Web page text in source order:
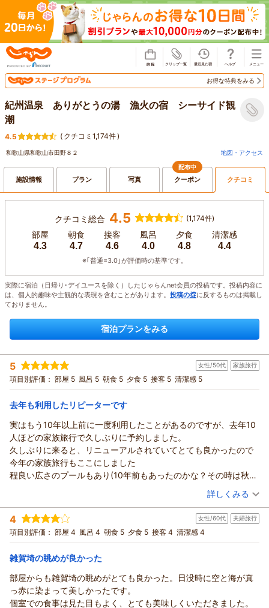
お得な特典をみる
紀州温泉 ありがとうの湯 漁火の宿 シーサイド観
潮
4.5 ( クチコミ1,174件)
和歌山県和歌山市田野８２ 地図・アクセス
施設情報 プラン 写真
配布中
クーポン クチコミ
クチコミ総合 4.5 (1,174件)
部屋
4.3
朝食
4.7
接客
4.6
風呂
4.0
夕食
4.8
清潔感
4.4
※｢普通=3.0｣が評価時の基準です。
実際に宿泊（日帰り･デイユースを除く）したじゃらんnet会員の投稿です。投稿内容に
は、個人的趣味や主観的な表現を含むことがあります。 投稿の掟に反するものは掲載し
ておりません。
宿泊プランをみる
5 女性/50代 家族旅行
項目別評価： 部屋 5 風呂 5 朝食 5 夕食 5 接客 5 清潔感 5
去年も利用したリピーターです
実はもう10年以上前に一度利用したことがあるのですが、去年10
人ほどの家族旅行で久しぶりに予約しました。
久しぶりに来ると、リニューアルされていてとても良かったので
今年の家族旅行もここにしました
程良い広さのプールもあり(10年前もあったのかな？その時は秋か
冬に利用したので覚えてません)、子供たちもとても喜んでいまし
接客も、お部屋の清潔感も、お料理も何一つ不満なく、はなまる
100点満点です。
1番のこだわりであるお料理も美味しいのはもちろんのこと、お腹
今年は5人という中途半端な人数になったのですが、それでなのか
どうかわかりませんが当初予約していたお部屋ではなく、グレー
ドの高いお部屋を差額なしで用意していただきました。
リニューアルしたての木の香りがする、とても綺麗なお部屋で皆
（投稿日：2026/08/02）
宿泊時期： 2026年07月宿泊 (家族旅行)
投稿者： ゆみちゃんさん
宿泊プラン： 【じゃらんスペシャルウィーク】1泊2食付きベストレート｜期
間限定の特別割引プラン
和室 朝・夕 朝/個室利用 夕/個室利用
宿泊価格帯： 17,001～18,000円(大人一人あたり/税込)
紀州温泉 ありがとうの湯 漁火の宿 シーサイド観潮からの返信
ゆみちゃん様
詳しくみる
4 女性/60代 夫婦旅行
項目別評価： 部屋 4 風呂 4 朝食 5 夕食 5 接客 4 清潔感 4
雑賀埼の眺めが良かった
部屋からも雑賀埼の眺めがとても良かった。日没時に空と海が真
っ赤に染まって美しかったです。
個室での食事は見た目もよく、とても美味しくいただきました。